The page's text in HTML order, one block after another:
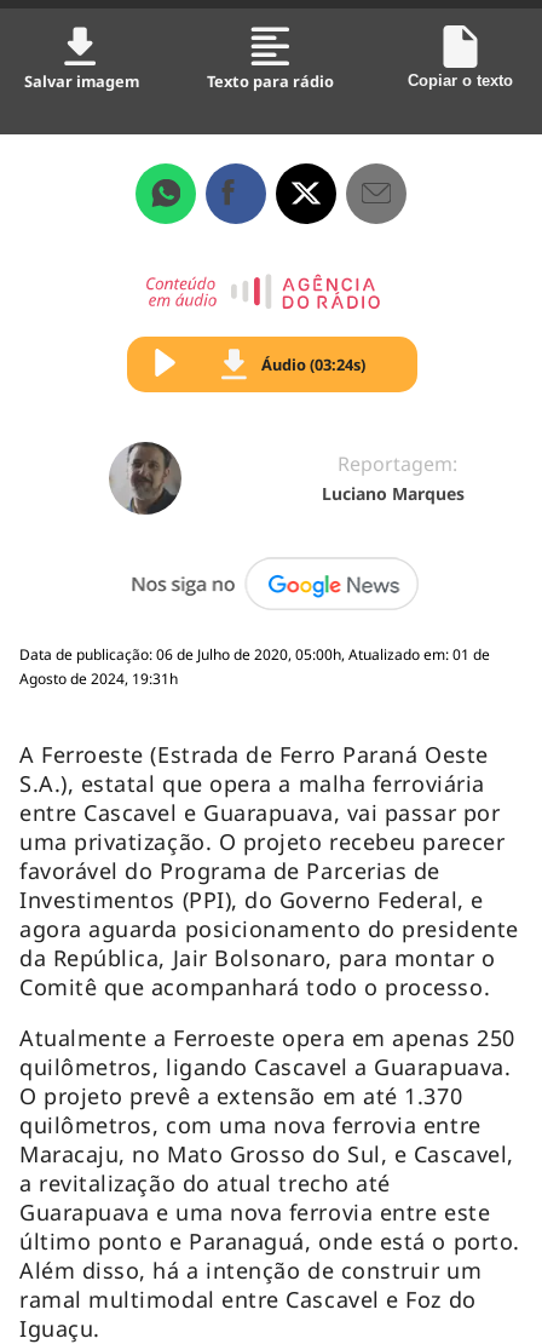
Salvar imagem Texto para rádio Copiar o texto
Áudio (03:24s)
Reportagem:
Luciano Marques
Data de publicação: 06 de Julho de 2020, 05:00h, Atualizado em: 01 de
Agosto de 2024, 19:31h
A Ferroeste (Estrada de Ferro Paraná Oeste
S.A.), estatal que opera a malha ferroviária
entre Cascavel e Guarapuava, vai passar por
uma privatização. O projeto recebeu parecer
favorável do Programa de Parcerias de
Investimentos (PPI), do Governo Federal, e
agora aguarda posicionamento do presidente
da República, Jair Bolsonaro, para montar o
Comitê que acompanhará todo o processo.
Atualmente a Ferroeste opera em apenas 250
quilômetros, ligando Cascavel a Guarapuava.
O projeto prevê a extensão em até 1.370
quilômetros, com uma nova ferrovia entre
Maracaju, no Mato Grosso do Sul, e Cascavel,
a revitalização do atual trecho até
Guarapuava e uma nova ferrovia entre este
último ponto e Paranaguá, onde está o porto.
Além disso, há a intenção de construir um
ramal multimodal entre Cascavel e Foz do
Iguaçu.